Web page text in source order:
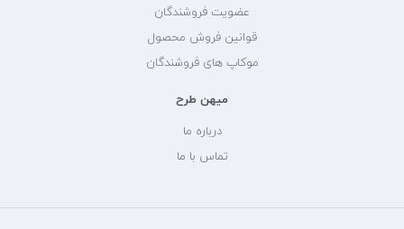
عضویت فروشندگان
قوانین فروش محصول
موکاپ های فروشندگان
میهن طرح
درباره ما
تماس با ما